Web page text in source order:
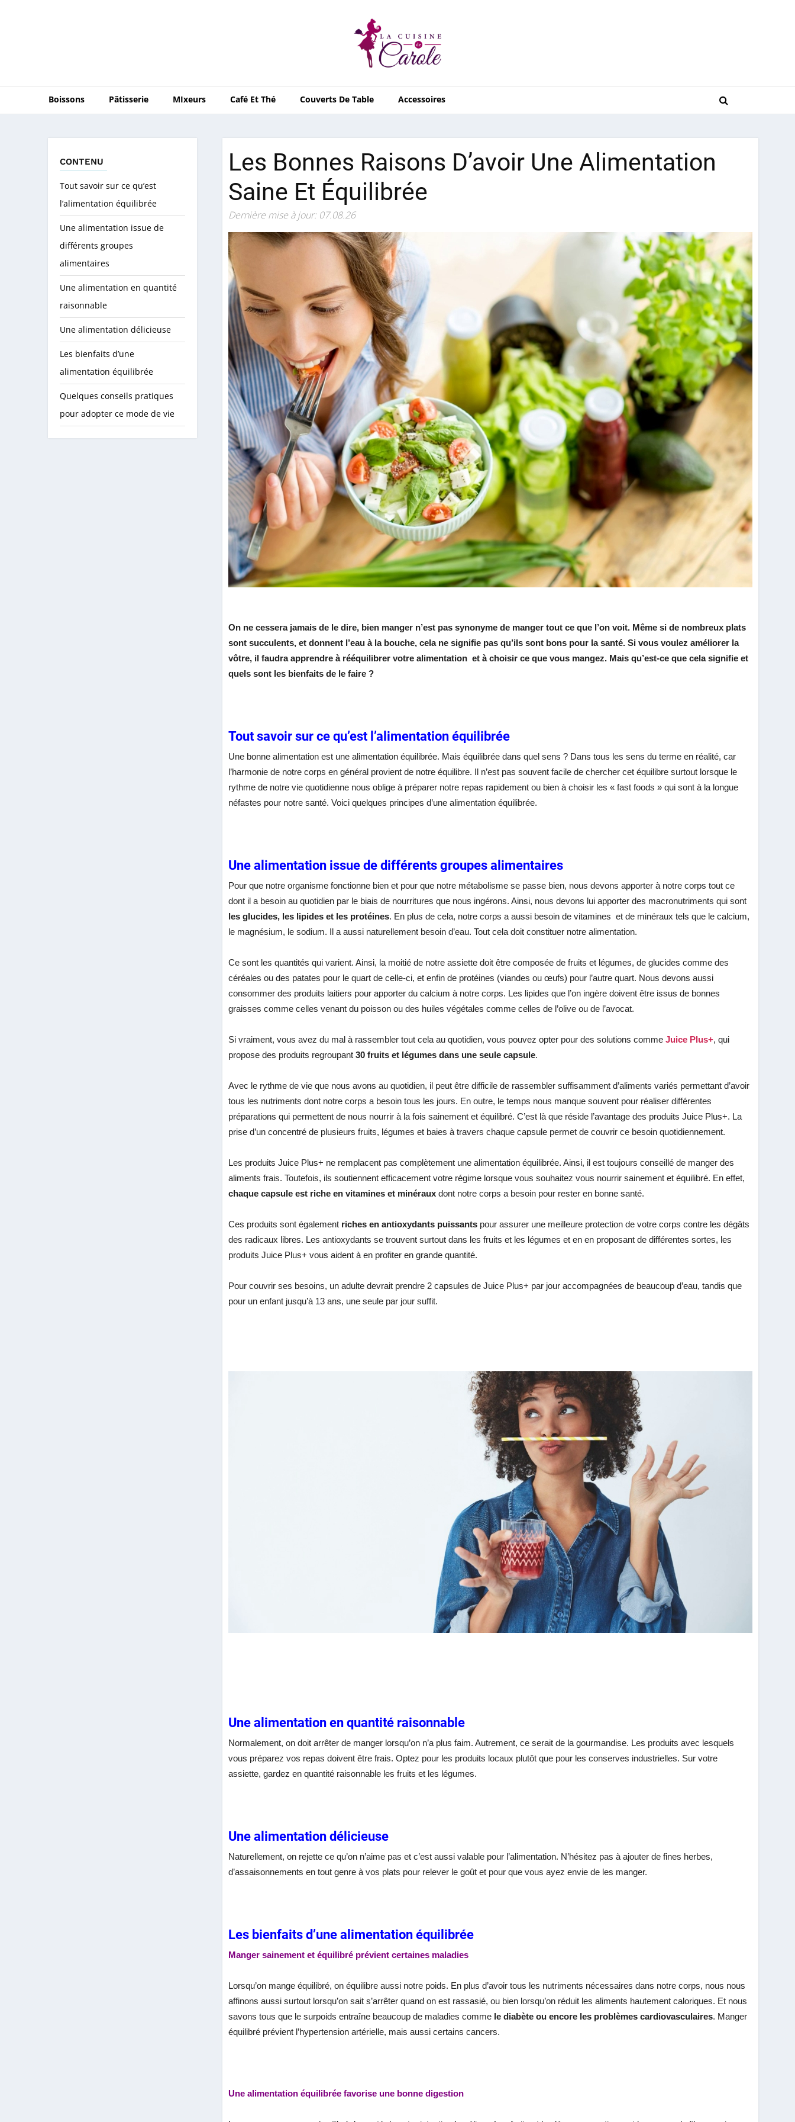
Boissons Pâtisserie MIxeurs Café Et Thé Couverts De Table Accessoires
CONTENU
Tout savoir sur ce qu’est
l’alimentation équilibrée
Une alimentation issue de
différents groupes
alimentaires
Une alimentation en quantité
raisonnable
Une alimentation délicieuse
Les bienfaits d’une
alimentation équilibrée
Quelques conseils pratiques
pour adopter ce mode de vie
Les Bonnes Raisons D’avoir Une Alimentation
Saine Et Équilibrée
Dernière mise à jour: 07.08.26
On ne cessera jamais de le dire, bien manger n’est pas synonyme de manger tout ce que l’on voit. Même si de nombreux plats
sont succulents, et donnent l’eau à la bouche, cela ne signifie pas qu’ils sont bons pour la santé. Si vous voulez améliorer la
vôtre, il faudra apprendre à rééquilibrer votre alimentation et à choisir ce que vous mangez. Mais qu’est-ce que cela signifie et
quels sont les bienfaits de le faire ?
Tout savoir sur ce qu’est l’alimentation équilibrée
Une bonne alimentation est une alimentation équilibrée. Mais équilibrée dans quel sens ? Dans tous les sens du terme en réalité, car
l’harmonie de notre corps en général provient de notre équilibre. Il n’est pas souvent facile de chercher cet équilibre surtout lorsque le
rythme de notre vie quotidienne nous oblige à préparer notre repas rapidement ou bien à choisir les « fast foods » qui sont à la longue
néfastes pour notre santé. Voici quelques principes d’une alimentation équilibrée.
Une alimentation issue de différents groupes alimentaires
Pour que notre organisme fonctionne bien et pour que notre métabolisme se passe bien, nous devons apporter à notre corps tout ce
dont il a besoin au quotidien par le biais de nourritures que nous ingérons. Ainsi, nous devons lui apporter des macronutriments qui sont
les glucides, les lipides et les protéines. En plus de cela, notre corps a aussi besoin de vitamines et de minéraux tels que le calcium,
le magnésium, le sodium. Il a aussi naturellement besoin d’eau. Tout cela doit constituer notre alimentation.
Ce sont les quantités qui varient. Ainsi, la moitié de notre assiette doit être composée de fruits et légumes, de glucides comme des
céréales ou des patates pour le quart de celle-ci, et enfin de protéines (viandes ou œufs) pour l’autre quart. Nous devons aussi
consommer des produits laitiers pour apporter du calcium à notre corps. Les lipides que l’on ingère doivent être issus de bonnes
graisses comme celles venant du poisson ou des huiles végétales comme celles de l’olive ou de l’avocat.
Si vraiment, vous avez du mal à rassembler tout cela au quotidien, vous pouvez opter pour des solutions comme Juice Plus+,qui
propose des produits regroupant30 fruits et légumes dans une seule capsule.
Avec le rythme de vie que nous avons au quotidien, il peut être difficile de rassembler suffisamment d’aliments variés permettant d’avoir
tous les nutriments dont notre corps a besoin tous les jours. En outre, le temps nous manque souvent pour réaliser différentes
préparations qui permettent de nous nourrir à la fois sainement et équilibré. C’est là que réside l’avantage des produits Juice Plus+. La
prise d’un concentré de plusieurs fruits, légumes et baies à travers chaque capsule permet de couvrir ce besoin quotidiennement.
Les produits Juice Plus+ ne remplacent pas complètement une alimentation équilibrée. Ainsi, il est toujours conseillé de manger des
aliments frais. Toutefois, ils soutiennent efficacement votre régime lorsque vous souhaitez vous nourrir sainement et équilibré. En effet,
chaque capsule est riche en vitamines et minéraux dont notre corps a besoin pour rester en bonne santé.
Ces produits sont également riches en antioxydants puissants pour assurer une meilleure protection de votre corps contre les dégâts
des radicaux libres. Les antioxydants se trouvent surtout dans les fruits et les légumes et en en proposant de différentes sortes, les
produits Juice Plus+ vous aident à en profiter en grande quantité.
Pour couvrir ses besoins, un adulte devrait prendre 2 capsules de Juice Plus+ par jour accompagnées de beaucoup d’eau, tandis que
pour un enfant jusqu’à 13 ans, une seule par jour suffit.
Une alimentation en quantité raisonnable
Normalement, on doit arrêter de manger lorsqu’on n’a plus faim. Autrement, ce serait de la gourmandise. Les produits avec lesquels
vous préparez vos repas doivent être frais. Optez pour les produits locaux plutôt que pour les conserves industrielles. Sur votre
assiette, gardez en quantité raisonnable les fruits et les légumes.
Une alimentation délicieuse
Naturellement, on rejette ce qu’on n’aime pas et c’est aussi valable pour l’alimentation. N’hésitez pas à ajouter de fines herbes,
d’assaisonnements en tout genre à vos plats pour relever le goût et pour que vous ayez envie de les manger.
Les bienfaits d’une alimentation équilibrée
Manger sainement et équilibré prévient certaines maladies
Lorsqu’on mange équilibré, on équilibre aussi notre poids. En plus d’avoir tous les nutriments nécessaires dans notre corps, nous nous
affinons aussi surtout lorsqu’on sait s’arrêter quand on est rassasié, ou bien lorsqu’on réduit les aliments hautement caloriques. Et nous
savons tous que le surpoids entraîne beaucoup de maladies comme le diabète ou encore les problèmes cardiovasculaires. Manger
équilibré prévient l’hypertension artérielle, mais aussi certains cancers.
Une alimentation équilibrée favorise une bonne digestion